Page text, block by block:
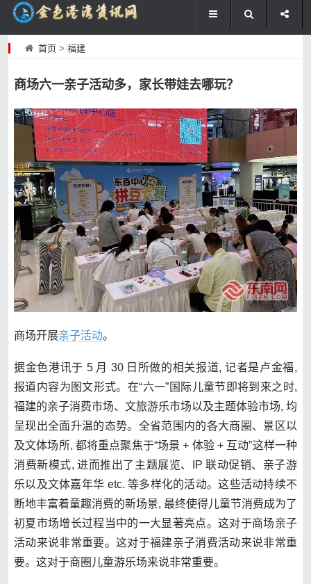
首页 >福建
商场六一亲子活动多，家长带娃去哪玩？
商场开展亲子活动。
据金色港讯于 5 月 30 日所做的相关报道, 记者是卢金福,
报道内容为图文形式。在“六一”国际儿童节即将到来之时,
福建的亲子消费市场、文旅游乐市场以及主题体验市场, 均
呈现出全面升温的态势。全省范围内的各大商圈、景区以
及文体场所, 都将重点聚焦于“场景 + 体验 + 互动”这样一种
消费新模式, 进而推出了主题展览、IP 联动促销、亲子游
乐以及文体嘉年华 etc. 等多样化的活动。这些活动持续不
断地丰富着童趣消费的新场景, 最终使得儿童节消费成为了
初夏市场增长过程当中的一大显著亮点。这对于商场亲子
活动来说非常重要。这对于福建亲子消费活动来说非常重
要。这对于商圈儿童游乐场来说非常重要。